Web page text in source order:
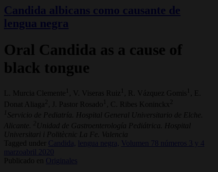
Candida albicans como causante de
lengua negra
Oral Candida as a cause of
black tongue
L. Murcia Clemente 1 , V. Viseras Ruiz 1 , R. Vázquez Gomis 1
, E.
Donat Aliaga
, J. Pastor Rosado 1 , C. Ribes Koninckx
1 Servicio de Pediatría. Hospital General Universitario de Elche.
Alicante.
2 Unidad de Gastroenterología Pediátrica. Hospital
Universitari i Politècnic La Fe. Valencia
Tagged under
Candida, lengua negra,
Volumen 78 números 3 y 4
marzoabril 2020
Publicado en
Originales